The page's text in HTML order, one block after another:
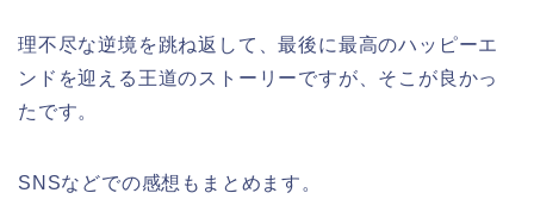
理不尽な逆境を跳ね返して、最後に最高のハッピーエ
ンドを迎える王道のストーリーですが、そこが良かっ
たです。
SNSなどでの感想もまとめます。